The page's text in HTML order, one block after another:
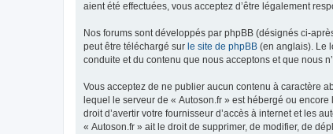
aient été effectuées, vous acceptez d’être légalement
Nos forums sont développés par phpBB (désignés ci-
peut être téléchargé sur le site de phpBB (en anglais). Le
conduite et du contenu que nous acceptons et que nous
Vous acceptez de ne publier aucun contenu à caractère
lequel le serveur de « Autoson.fr » est hébergé ou
droit d’avertir votre fournisseur d’accès à internet et les
« Autoson.fr » ait le droit de supprimer, de modifier, de